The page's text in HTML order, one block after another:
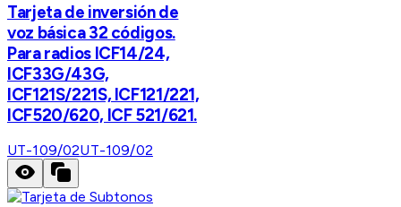
Tarjeta de inversión de
voz básica 32 códigos.
Para radios ICF14/24,
ICF33G/43G,
ICF121S/221S, ICF121/221,
ICF520/620, ICF 521/621.
UT-109/02UT-109/02